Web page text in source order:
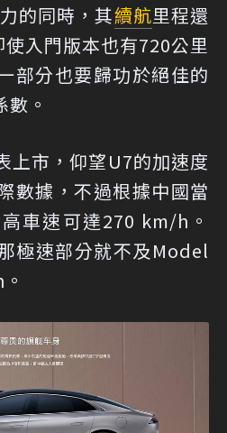
的同時，其續航里程還
入門版本也有720公里
部分也要歸功於絕佳的
。
上市，仰望U7的加速度
數據，不過根據中國當
車速可達270 km/h。
極速部分就不及Model